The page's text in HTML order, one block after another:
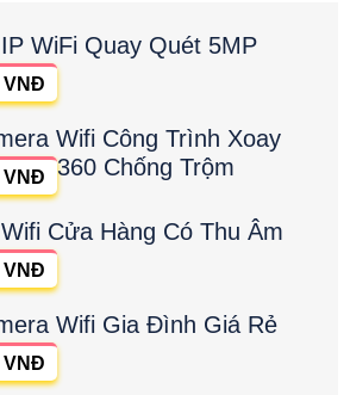
WiFi Quay Quét 5MP
VNĐ
Wifi Công Trình Xoay
360 Chống Trộm
VNĐ
Cửa Hàng Có Thu Âm
VNĐ
Wifi Gia Đình Giá Rẻ
VNĐ